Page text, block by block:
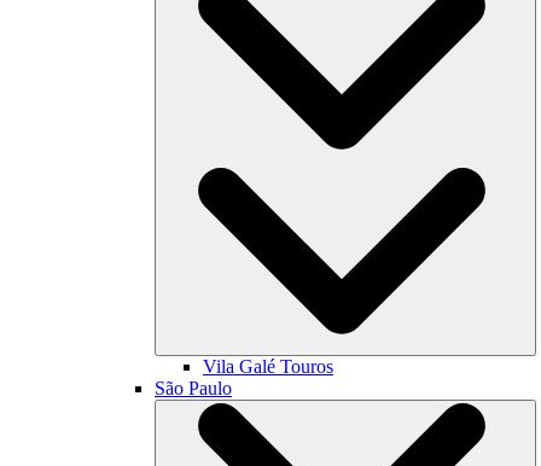
Vila Galé Touros
São Paulo